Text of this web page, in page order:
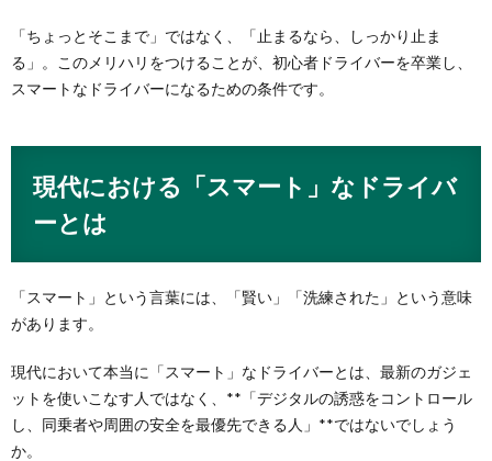
「ちょっとそこまで」ではなく、「止まるなら、しっかり止ま
る」。このメリハリをつけることが、初心者ドライバーを卒業し、
スマートなドライバーになるための条件です。
現代における「スマート」なドライバ
ーとは
「スマート」という言葉には、「賢い」「洗練された」という意味
があります。
現代において本当に「スマート」なドライバーとは、最新のガジェ
ットを使いこなす人ではなく、**「デジタルの誘惑をコントロール
し、同乗者や周囲の安全を最優先できる人」**ではないでしょう
か。